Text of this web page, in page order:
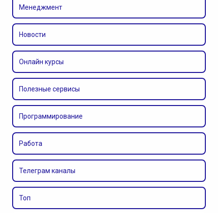
Менеджмент
Новости
Онлайн курсы
Полезные сервисы
Программирование
Работа
Телеграм каналы
Топ